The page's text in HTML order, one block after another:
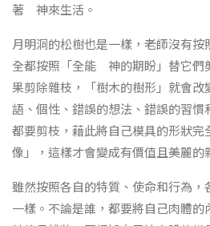
著 神來生活。
月明洞的松樹也是一樣，老師沒有
全都按照「全能 神的期盼」替它們
果剪除雜枝，「樹木的樹形」就會
語、個性、錯誤的想法、錯誤的習慣
都要剪枝，藉此將自己模具的形狀
像」，這樣才會變成有價值且美麗的
雖然按照各自的特質、使命和行為
一樣。不論是誰，都要將自己肉體的